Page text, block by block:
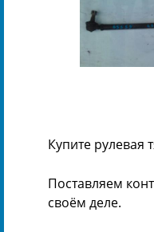
Купите рулевая
Поставляем
своём деле.